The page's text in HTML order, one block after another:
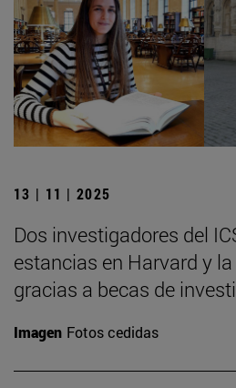
13 | 11 | 2025
Dos investigadores del
estancias en Harvard y
gracias a becas de
Imagen Fotos cedidas